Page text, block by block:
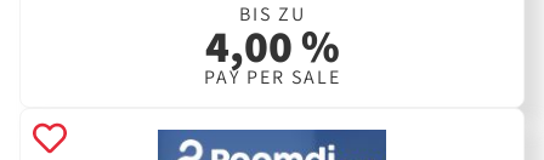
BIS ZU
4,00 %
PAY PER SALE